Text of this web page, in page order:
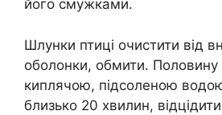
його смужками.
Шлунки птиці очистити від
оболонки, обмити. Половину
киплячою, підсоленою
близько 20 хвилин,